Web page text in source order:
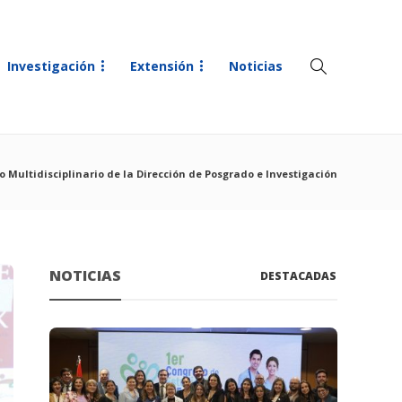
Investigación Extensión Noticias
Multidisciplinario de la Dirección de Posgrado e Investigación
NOTICIAS DESTACADAS